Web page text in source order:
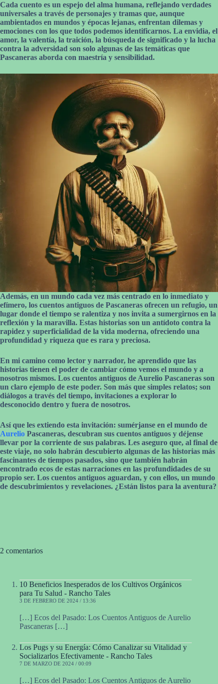
Cada cuento es un espejo del alma humana, reflejando verdades
universales a través de personajes y tramas que, aunque
ambientados en mundos y épocas lejanas, enfrentan dilemas y
emociones con los que todos podemos identificarnos. La envidia, el
amor, la valentía, la traición, la búsqueda de significado y la lucha
contra la adversidad son solo algunas de las temáticas que
Pascaneras aborda con maestría y sensibilidad.
Además, en un mundo cada vez más centrado en lo inmediato y
efímero, los cuentos antiguos de Pascaneras ofrecen un refugio, un
lugar donde el tiempo se ralentiza y nos invita a sumergirnos en la
reflexión y la maravilla. Estas historias son un antídoto contra la
rapidez y superficialidad de la vida moderna, ofreciendo una
profundidad y riqueza que es rara y preciosa.
En mi camino como lector y narrador, he aprendido que las
historias tienen el poder de cambiar cómo vemos el mundo y a
nosotros mismos. Los cuentos antiguos de Aurelio Pascaneras son
un claro ejemplo de este poder. Son más que simples relatos; son
diálogos a través del tiempo, invitaciones a explorar lo
desconocido dentro y fuera de nosotros.
Así que les extiendo esta invitación: sumérjanse en el mundo de
Aurelio Pascaneras, descubran sus cuentos antiguos y déjense
llevar por la corriente de sus palabras. Les aseguro que, al final de
este viaje, no solo habrán descubierto algunas de las historias más
fascinantes de tiempos pasados, sino que también habrán
encontrado ecos de estas narraciones en las profundidades de su
propio ser. Los cuentos antiguos aguardan, y con ellos, un mundo
de descubrimientos y revelaciones. ¿Están listos para la aventura?
2 comentarios
10 Beneficios Inesperados de los Cultivos Orgánicos
para Tu Salud - Rancho Tales
3 DE FEBRERO DE 2024 / 13:36
[…] Ecos del Pasado: Los Cuentos Antiguos de Aurelio
Pascaneras […]
Los Pugs y su Energía: Cómo Canalizar su Vitalidad y
Socializarlos Efectivamente - Rancho Tales
7 DE MARZO DE 2024 / 00:09
[…] Ecos del Pasado: Los Cuentos Antiguos de Aurelio